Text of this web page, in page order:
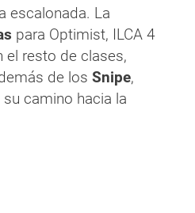
escalonada. La
para Optimist, ILCA 4
el resto de clases,
de los Snipe,
camino hacia la